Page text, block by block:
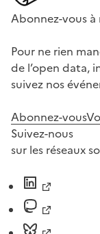
Abonnez-vous
Pour ne rien
de l’open data,
suivez nos
Abonnez-vous
Suivez-nous
sur les réseaux